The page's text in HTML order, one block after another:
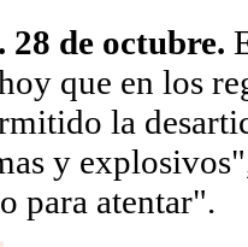
de octubre.
que en los
la
y
para atentar".